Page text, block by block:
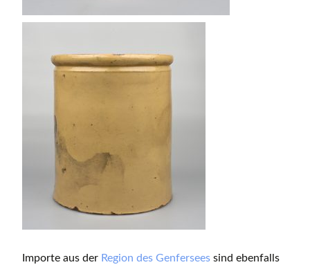
Importe aus der Region des Genfersees sind ebenfalls